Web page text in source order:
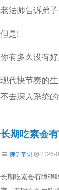
老法师告诉弟
但是!
你有多久没有
现代快节奏的
不去深入系统
长期吃素会
佛学常识 2026-
长期吃素会有障碍